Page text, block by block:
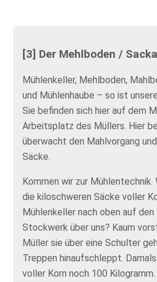
[3] Der Mehlboden /
Mühlenkeller, Mehlboden,
und Mühlenhaube – so ist
Sie befinden sich hier auf dem
Arbeitsplatz des Müllers. Hier
überwacht den Mahlvorgang
Säcke.
Kommen wir zur Mühlentechnik.
die kiloschweren Säcke voller
Mühlenkeller nach oben auf den
Stockwerk über uns? Kaum
Müller sie über eine Schulter
Treppen hinaufschleppt.
voller Korn noch 100 Kilogramm.